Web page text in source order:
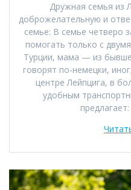
Дружная семья из
доброжелательную и
семье: В семье четверо
помогать только с
Турции, мама — из
говорят по-немецки,
центре Лейпцига, в
удобным